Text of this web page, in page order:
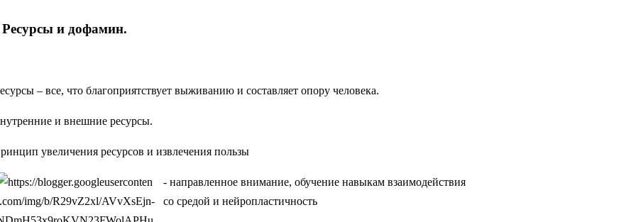
Ресурсы и дофамин.
– все, что благоприятствует выживанию и составляет опору человека.
и внешние ресурсы.
увеличения ресурсов и извлечения пользы
- направленное внимание, обучение навыкам взаимодействия
со средой и нейропластичность